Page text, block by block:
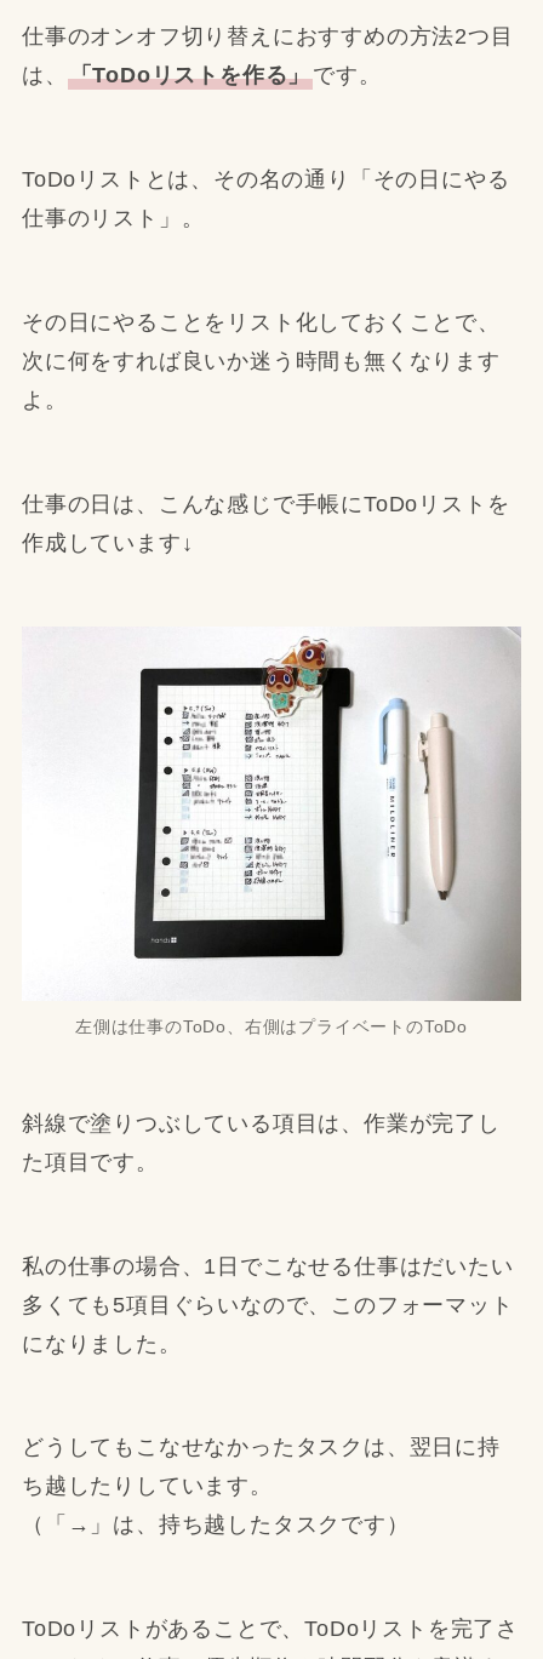
仕事のオンオフ切り替えにおすすめの方法2つ目
は、 「ToDoリストを作る」です。
ToDoリストとは、その名の通り「その日にやる
仕事のリスト」。
その日にやることをリスト化しておくことで、
次に何をすれば良いか迷う時間も無くなります
よ。
仕事の日は、こんな感じで手帳にToDoリストを
作成しています↓
左側は仕事のToDo、右側はプライベートのToDo
斜線で塗りつぶしている項目は、作業が完了し
た項目です。
私の仕事の場合、1日でこなせる仕事はだいたい
多くても5項目ぐらいなので、このフォーマット
になりました。
どうしてもこなせなかったタスクは、翌日に持
ち越したりしています。
（「→」は、持ち越したタスクです）
ToDoリストがあることで、ToDoリストを完了さ